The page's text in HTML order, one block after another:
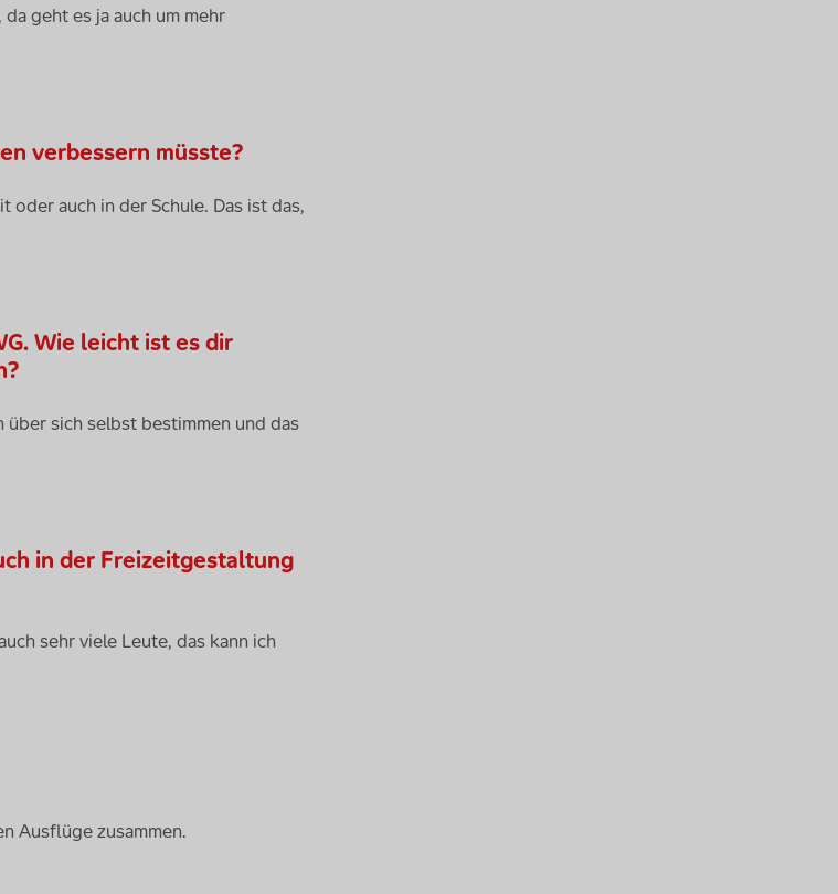
geht es ja auch um mehr
verbessern müsste?
oder auch in der Schule. Das ist das,
Wie leicht ist es dir
sich selbst bestimmen und das
in der Freizeitgestaltung
sehr viele Leute, das kann ich
Ausflüge zusammen.